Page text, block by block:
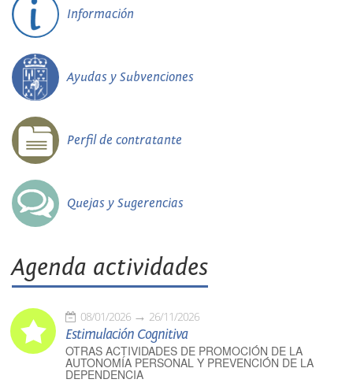
Información
Ayudas y Subvenciones
Perfil de contratante
Quejas y Sugerencias
Agenda actividades
08/01/2026 26/11/2026
Estimulación Cognitiva
OTRAS ACTIVIDADES DE PROMOCIÓN DE LA
AUTONOMÍA PERSONAL Y PREVENCIÓN DE LA
DEPENDENCIA